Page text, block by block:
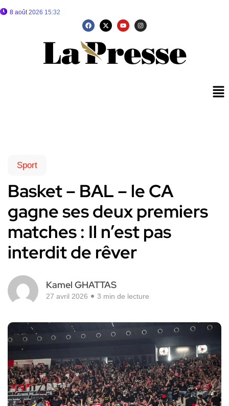
8 août 2026 15:32
Sport
Basket – BAL – le CA
gagne ses deux premiers
matches : Il n’est pas
interdit de rêver
Kamel GHATTAS
27 avril 2026 3 min de lecture